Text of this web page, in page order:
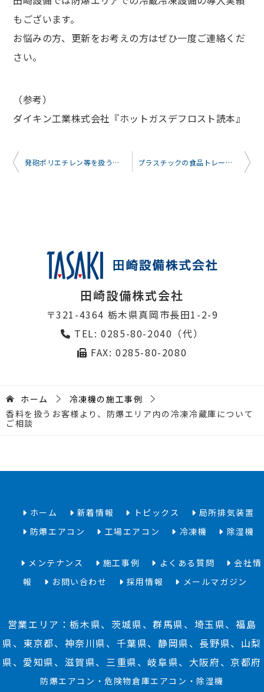
もございます。
お悩みの方、更新をお考えの方はぜひ一度ご連絡くだ
さい。
（参考）
ダイキン工業株式会社『ホットガスデフロスト読本』
投
発砲ポリエチレン等を扱うお客様から、熱中症対策（環境改善）のご相談 プラスチックの食品トレーを製造する工場より、熱中症対策（環境改善）のご相談
田崎設備株式会社
〒321-4364 栃木県真岡市長田1-2-9
TEL: 0285-80-2040（代）
FAX: 0285-80-2080
ホーム
冷凍機の施工事例
香料を扱うお客様より、防爆エリア内の冷凍冷蔵庫について
ご相談
ホーム 新着情報 トピックス
局所排気装置
防爆エアコン
工場エアコン 冷凍機 除湿機
メンテナンス 施工事例 よくある質問
会社情
報
お問い合わせ 採用情報 メールマガジン
営業エリア：栃木県、茨城県、群馬県、埼玉県、福島
県、東京都、神奈川県、千葉県、静岡県、長野県、山梨
県、愛知県、滋賀県、三重県、岐阜県、大阪府、京都府
防爆エアコン・危険物倉庫エアコン・除湿機